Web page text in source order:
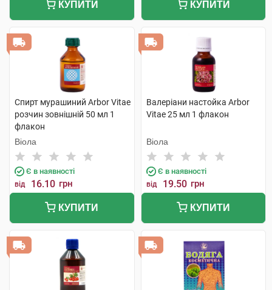
КУПИТИ КУПИТИ
Спирт мурашиний Arbor Vitae
розчин зовнішній 50 мл 1
флакон
Віола
Є в наявності
від 16.10 грн
КУПИТИ
Валеріани настойка Arbor
Vitae 25 мл 1 флакон
Віола
Є в наявності
від 19.50 грн
КУПИТИ